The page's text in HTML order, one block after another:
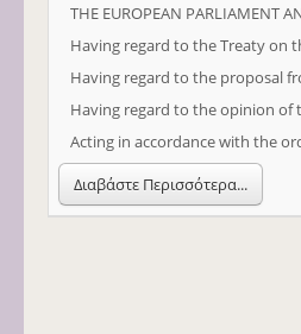
THE EUROPEAN PARLIAMENT
Having regard to the Treaty on
Having regard to the proposal
Having regard to the opinion of
Acting in accordance with the
Διαβάστε Περισσότερα...